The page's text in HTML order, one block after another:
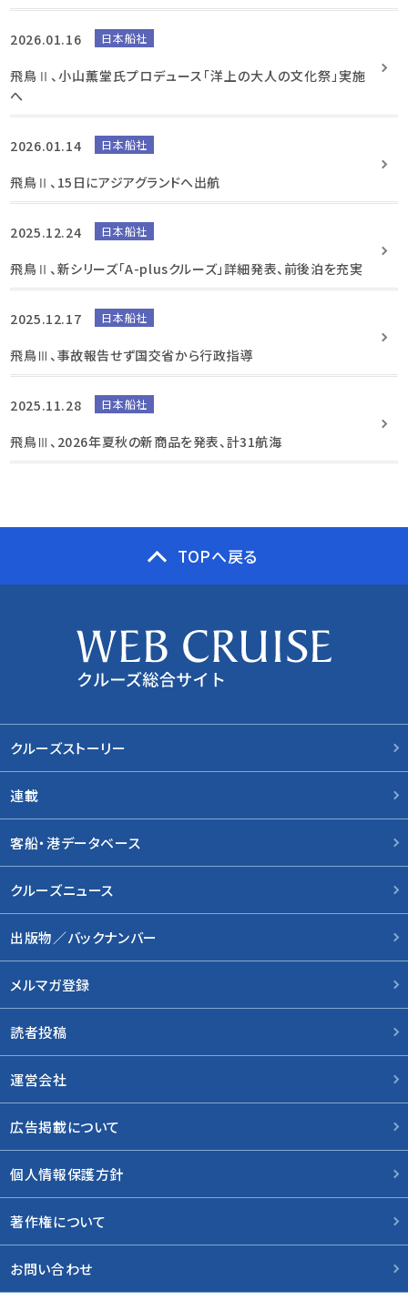
2026.01.16 日本船社
飛鳥Ⅱ、小山薫堂氏プロデュース「洋上の大人の文化祭」実施
へ
2026.01.14 日本船社
飛鳥Ⅱ、15日にアジアグランドへ出航
2025.12.24 日本船社
飛鳥Ⅱ、新シリーズ「A-plusクルーズ」詳細発表、前後泊を充実
2025.12.17 日本船社
飛鳥Ⅲ、事故報告せず国交省から行政指導
2025.11.28 日本船社
飛鳥Ⅲ、2026年夏秋の新商品を発表、計31航海
TOPへ戻る
クルーズストーリー
連載
客船・港データベース
クルーズニュース
出版物／バックナンバー
メルマガ登録
読者投稿
運営会社
広告掲載について
個人情報保護方針
著作権について
お問い合わせ